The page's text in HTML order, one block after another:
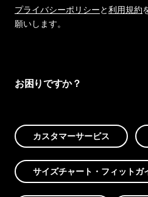
プライバシーポリシーと利用規約
願いします。
お困りですか？
カスタマーサービス
サイズチャート・フィットガ